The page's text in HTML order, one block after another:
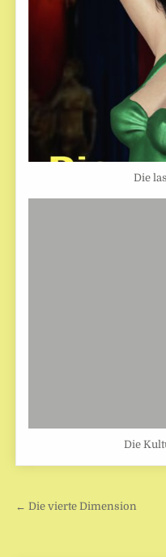
Die
Die
← Die vierte Dimension